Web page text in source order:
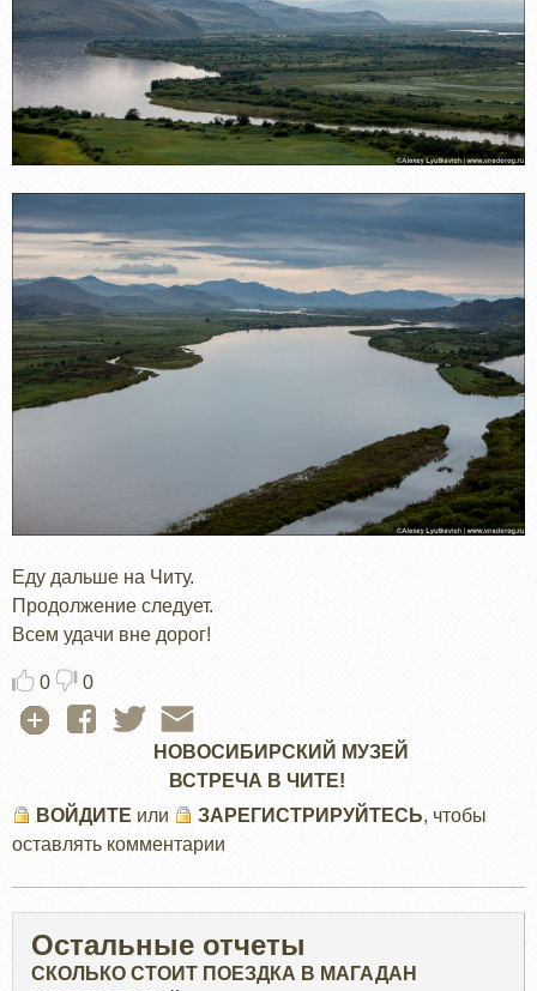
Еду дальше на Читу.
Продолжение следует.
Всем удачи вне дорог!
0 0
НОВОСИБИРСКИЙ МУЗЕЙ
ВСТРЕЧА В ЧИТЕ!
ВОЙДИТЕ или ЗАРЕГИСТРИРУЙТЕСЬ, чтобы
оставлять комментарии
Остальные отчеты
СКОЛЬКО СТОИТ ПОЕЗДКА В МАГАДАН